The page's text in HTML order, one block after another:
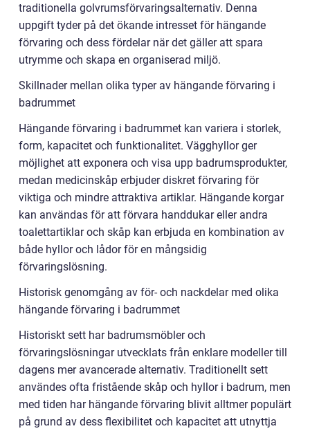
traditionella golvrumsförvaringsalternativ. Denna
uppgift tyder på det ökande intresset för hängande
förvaring och dess fördelar när det gäller att spara
utrymme och skapa en organiserad miljö.
Skillnader mellan olika typer av hängande förvaring i
badrummet
Hängande förvaring i badrummet kan variera i storlek,
form, kapacitet och funktionalitet. Vägghyllor ger
möjlighet att exponera och visa upp badrumsprodukter,
medan medicinskåp erbjuder diskret förvaring för
viktiga och mindre attraktiva artiklar. Hängande korgar
kan användas för att förvara handdukar eller andra
toalettartiklar och skåp kan erbjuda en kombination av
både hyllor och lådor för en mångsidig
förvaringslösning.
Historisk genomgång av för- och nackdelar med olika
hängande förvaring i badrummet
Historiskt sett har badrumsmöbler och
förvaringslösningar utvecklats från enklare modeller till
dagens mer avancerade alternativ. Traditionellt sett
användes ofta fristående skåp och hyllor i badrum, men
med tiden har hängande förvaring blivit alltmer populärt
på grund av dess flexibilitet och kapacitet att utnyttja